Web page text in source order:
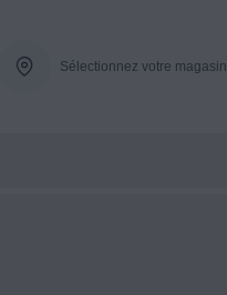
Sélectionnez votre magasin